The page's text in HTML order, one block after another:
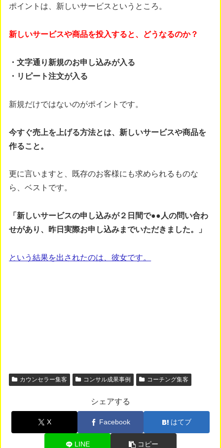
ポイントは、新しいサービスというところ。
新しいサービスや商品を投入すると、どうなるのか？
・文字通り新規のお申し込みが入る
・リピート注文が入る
新規だけではないのがポイントです。
今すぐ売上を上げる方法とは、新しいサービスや商品を
作ること。
更に言いますと、既存のお客様にも求められるものな
ら、ベストです。
「新しいサービスの申し込みが２日間で●●人の問い合わ
せがあり、昨日実際お申し込みまでいただきました。」
という結果を出されたのは、彼女です。
カウンセラー集客 コンサル成果事例 コーチング集客
シェアする
X Facebook はてブ
LINE コピー